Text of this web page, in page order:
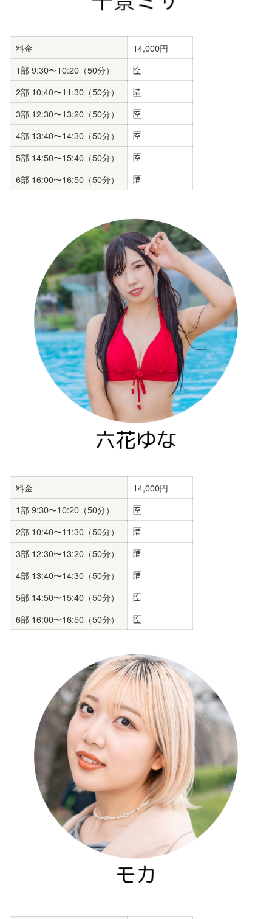
料金
14,000円
1部 9:30〜10:20（50分）
🈳
2部 10:40〜11:30（50分）
🈵
3部 12:30〜13:20（50分）
🈳
4部 13:40〜14:30（50分）
🈳
5部 14:50〜15:40（50分）
🈳
6部 16:00〜16:50（50分）
🈵
料金
14,000円
1部 9:30〜10:20（50分）
🈳
2部 10:40〜11:30（50分）
🈵
3部 12:30〜13:20（50分）
🈵
4部 13:40〜14:30（50分）
🈵
5部 14:50〜15:40（50分）
🈳
6部 16:00〜16:50（50分）
🈳